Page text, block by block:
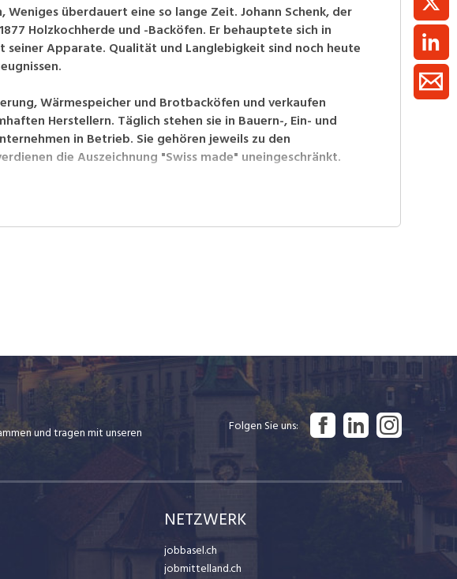
Weniges überdauert eine so lange Zeit. Johann Schenk, der
Holzkochherde und -Backöfen. Er behauptete sich in
Apparate. Qualität und Langlebigkeit sind noch heute
Wärmespeicher und Brotbacköfen und verkaufen
Herstellern. Täglich stehen sie in Bauern-, Ein- und
in Betrieb. Sie gehören jeweils zu den
die Auszeichnung "Swiss made" uneingeschränkt.
und tragen mit unseren
Folgen Sie uns
NETZWERK
jobbasel.ch
jobmittelland.ch